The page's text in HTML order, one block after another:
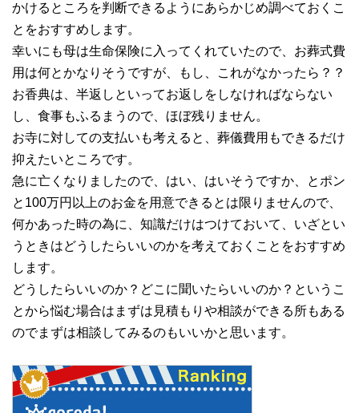
かけるところを判断できるようにあらかじめ調べておくこ
とをおすすめします。
幸いにも母は生命保険に入ってくれていたので、お葬式費
用は何とかなりそうですが、もし、これがなかったら？？
お香典は、半返しといってお返しをしなければならない
し、食事もふるまうので、ほぼ残りません。
お寺に対しての支払いも考えると、葬儀費用もできるだけ
抑えたいところです。
急に亡くなりましたので、はい、はいそうですか、とポン
と100万円以上のお金を用意できるとは限りませんので、
何かあった時の為に、知識だけはつけておいて、いざとい
うときはどうしたらいいのかを考えておくことをおすすめ
します。
どうしたらいいのか？どこに聞いたらいいのか？というこ
とから悩む場合はまずは見積もりや相談ができる所もある
のでまずは相談してみるのもいいかと思います。